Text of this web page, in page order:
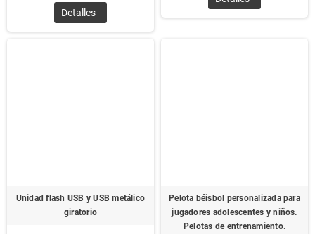
Detalles
Unidad flash USB y USB metálico
giratorio
Pelota béisbol personalizada para
jugadores adolescentes y niños.
Pelotas de entrenamiento.